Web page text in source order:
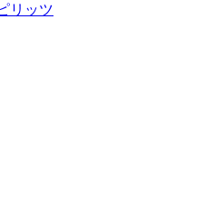
リッツ